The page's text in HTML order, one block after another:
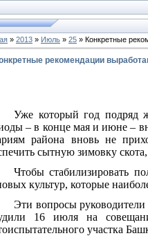
» 2013 » Июль » 25 » Конкретные
рекомендации
Уже который год подряд
– в конце мая и июне –
района вновь не
сытную зимовку
Чтобы стабилизировать
культур, которые
Эти вопросы руководители
16 июля на
участка